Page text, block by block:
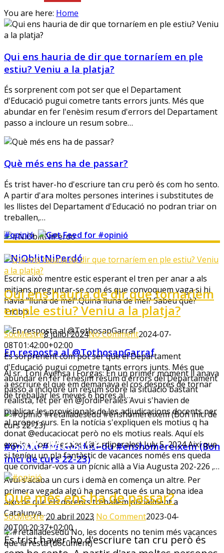
Sóc.Mestre
Aprenent a aprendre…
You are here: Home
Qui ens hauria de dir que tornaríem en ple
estiu? Veniu a la platja?
És sorprenent com pot ser que el Departament
d'Educació pugui cometre tants errors junts. Més que
abundar en fer l'enèsim resum d'errors del Departament
passo a incloure un resum sobre…
Què més ens ha de passar?
És trist haver-ho d'escriure tan cru però és com ho sento.
A partir d'ara moltes persones interines i substitutes de
les llistes del Departament d'Educació no podran triar on
treballen,…
#NiOblitNiPerdó
Escric això mentre estic esperant el tren per anar a als
mitjans preguntar-se com és que convoquem vaga si hi
havia "lluna de mel".Quina lluna de mel? Sabeu què?
Trobo…
En resposta al @TothosapGarraf
Al sr. Toni Ayensa i Forgas: En un primer moment li anava
a escriure el que em demanava el cos després de tornar
de treballar les meves 6 hores al…
#opinió #retalladesedu #enshomereixem (Bon
inici de curs 22-23)
Avui s’acaba un curs i demà en comença un altre. Per
primera vegada algú ha pensat que és una bona idea
això de que els docents treballem oficialment a
Catalunya…
#opinió
Qui ens hauria de dir que tornaríem
en ple estiu? Veniu a la platja?
SocMestre8 juliol 2024No Comment2024-07-
08T01:42:00+02:00
És sorprenent com pot ser que el Departament
d'Educació pugui cometre tants errors junts. Més que
abundar en fer l'enèsim resum d'errors del Departament
passo a incloure un resum sobre la situació bastant
realista, fet per en @JordiPerales Avui s'havien de
publicar les provisionals de les adjudicacions docents per
al proper curs. En la notícia s'expliquen els motius q ha
donat @educaciocat però no els motius reals. Aquí els
explico ; Jordi Perales (@jordiperales) July 5, 2024 Així que
si teníeu un pla fantàstic de vacances només ens queda
que convidar-vos a un pícnic allà a Via Augusta 202-226 ,…
Què més ens ha de passar?
SocMestre20 abril 2023 No Comment2023-04-
20T00:20:37+02:00
És trist haver-ho d'escriure tan cru però és